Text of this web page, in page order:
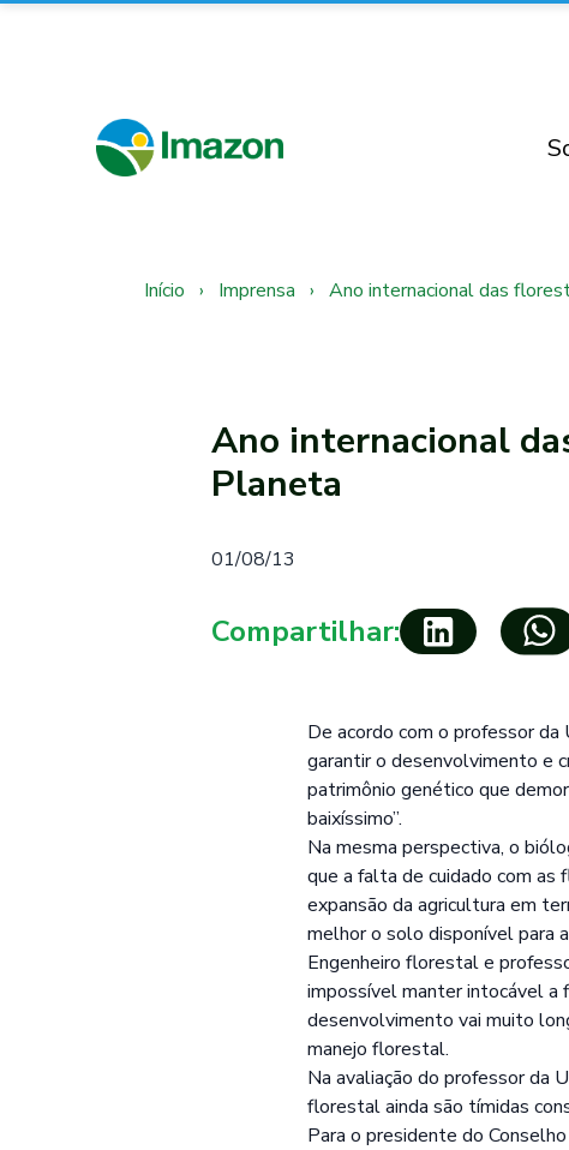
Início › Imprensa › Ano internacional das
Ano internacional
Planeta
01/08/13
Compartilhar:
De acordo com o professor
garantir o desenvolvimento e
patrimônio genético que
baixíssimo”.
Na mesma perspectiva, o
que a falta de cuidado com as
expansão da agricultura em
melhor o solo disponível para
Engenheiro florestal e
impossível manter intocável a
desenvolvimento vai muito
manejo florestal.
Na avaliação do professor da
florestal ainda são tímidas
Para o presidente do